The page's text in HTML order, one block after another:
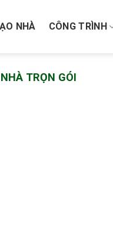
NHÀ CÔNG TRÌNH
TRỌN GÓI